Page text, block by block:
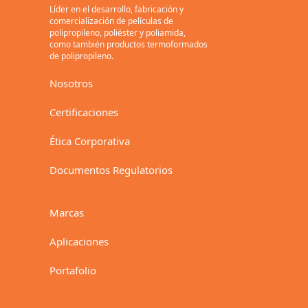
Líder en el desarrollo, fabricación y
comercialización de películas de
polipropileno, poliéster y poliamida,
como también productos termoformados
de polipropileno.
Nosotros
Certificaciones
Ética Corporativa
Documentos Regulatorios
Marcas
Aplicaciones
Portafolio